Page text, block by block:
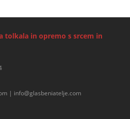
tolkala in opremo s srcem in
| info@glasbeniatelje.com